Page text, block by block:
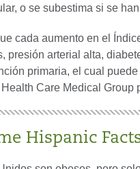
o se subestima si se
cada aumento en el
arterial alta,
primaria, el cual
Care Medical
Hispanic